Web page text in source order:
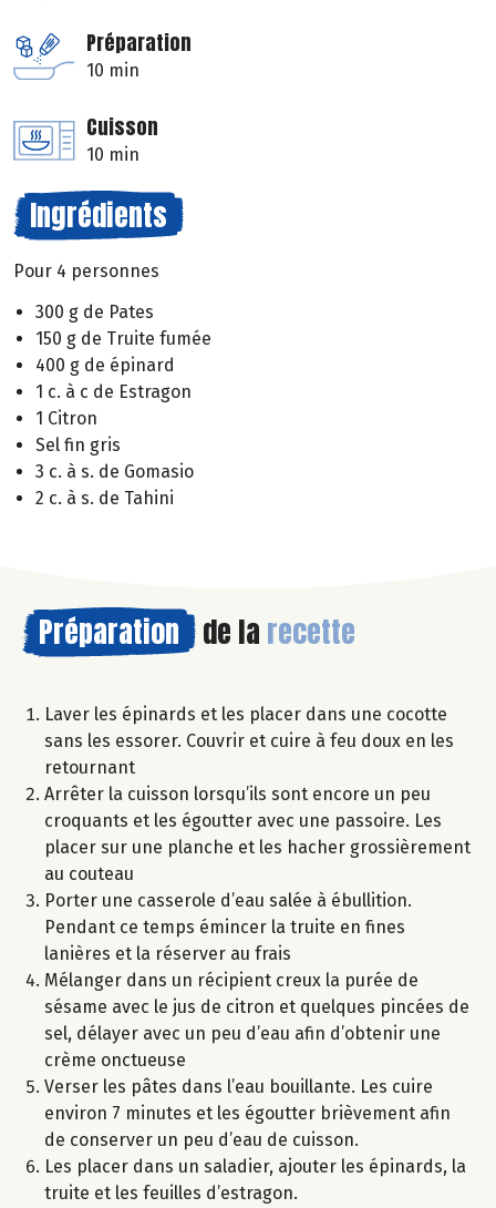
Préparation
10 min
Cuisson
10 min
Ingrédients
Pour 4 personnes
300 g de Pates
150 g de Truite fumée
400 g de épinard
1 c. à c de Estragon
1 Citron
Sel fin gris
3 c. à s. de Gomasio
2 c. à s. de Tahini
Préparation de la recette
Laver les épinards et les placer dans une cocotte
sans les essorer. Couvrir et cuire à feu doux en les
retournant
Arrêter la cuisson lorsqu’ils sont encore un peu
croquants et les égoutter avec une passoire. Les
placer sur une planche et les hacher grossièrement
au couteau
Porter une casserole d’eau salée à ébullition.
Pendant ce temps émincer la truite en fines
lanières et la réserver au frais
Mélanger dans un récipient creux la purée de
sésame avec le jus de citron et quelques pincées de
sel, délayer avec un peu d’eau afin d’obtenir une
crème onctueuse
Verser les pâtes dans l’eau bouillante. Les cuire
environ 7 minutes et les égoutter brièvement afin
de conserver un peu d’eau de cuisson.
Les placer dans un saladier, ajouter les épinards, la
truite et les feuilles d’estragon.